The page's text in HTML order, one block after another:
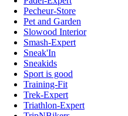
Pecheur-Store
Pet and Garden
Slowood Interior
Smash-Expert
Sneak'In
Sneakids
Sport is good
Training-Fit
Trek-Expert
Triathlon-Expert